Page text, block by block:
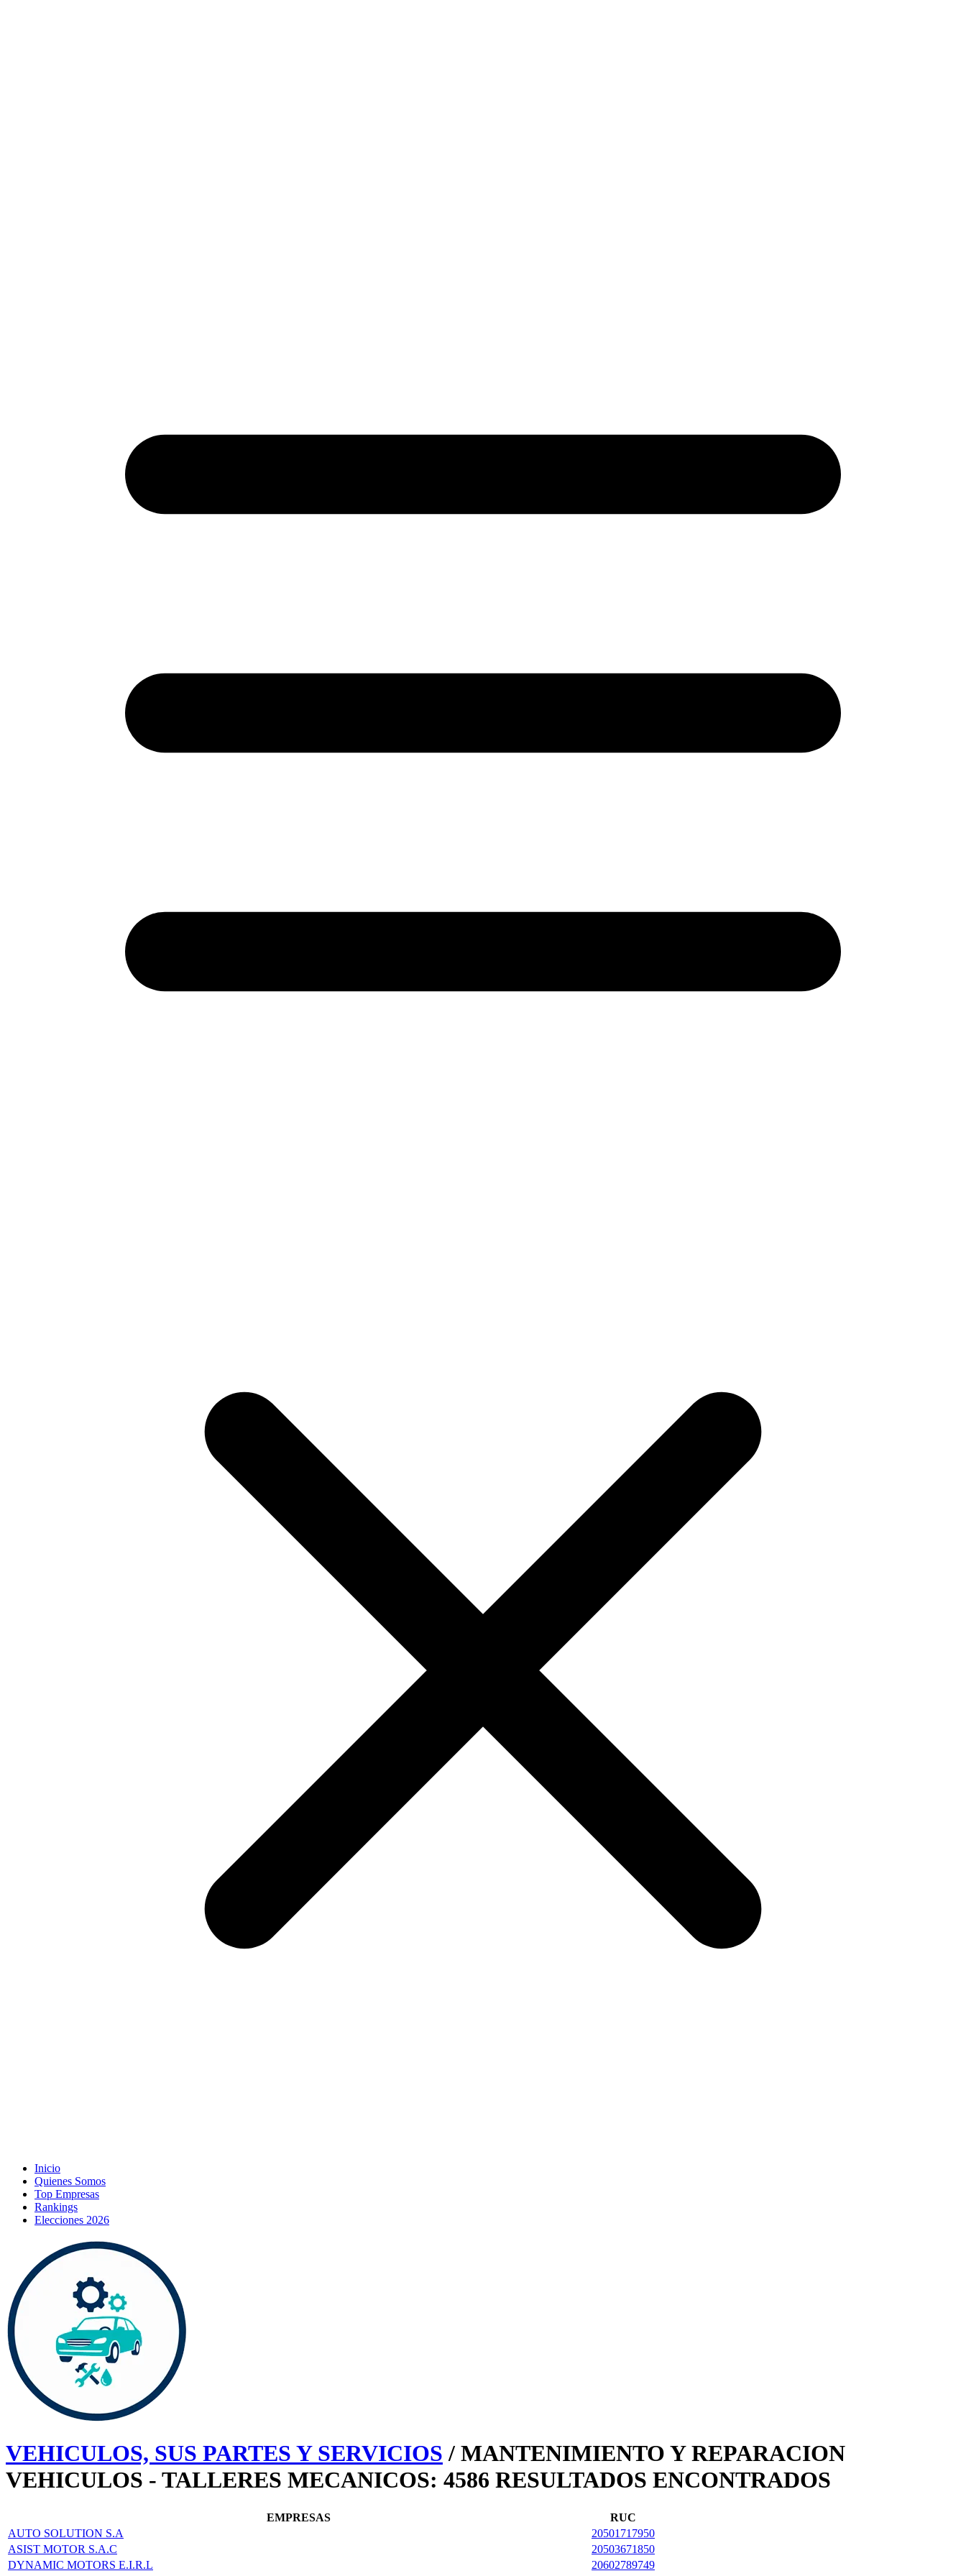
Inicio
Quienes Somos
Top Empresas
Rankings
Elecciones 2026
VEHICULOS, SUS PARTES Y SERVICIOS / MANTENIMIENTO Y REPARACION
VEHICULOS - TALLERES MECANICOS: 4586 RESULTADOS ENCONTRADOS
EMPRESAS
RUC
AUTO SOLUTION S.A
20501717950
ASIST MOTOR S.A.C
20503671850
DYNAMIC MOTORS E.I.R.L
20602789749